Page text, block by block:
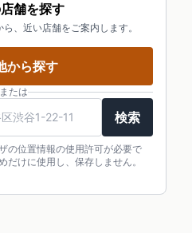
舗を探す
、近い店舗をご案内します。
から探す
または
検索
の位置情報の使用許可が必要で
だけに使用し、保存しません。